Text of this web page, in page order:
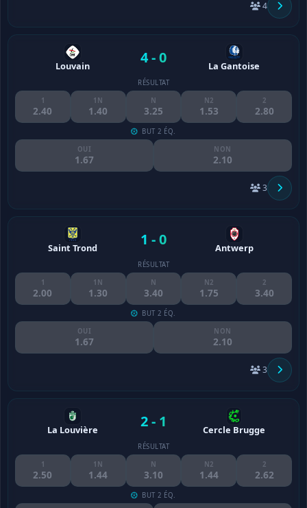
4
Louvain 4 - 0 La Gantoise
RÉSULTAT
1
2.40
1N
1.40
N
3.25
N2
1.53
2
2.80
BUT 2 ÉQ.
OUI
1.67
NON
2.10
3
Saint Trond 1 - 0 Antwerp
RÉSULTAT
1
2.00
1N
1.30
N
3.40
N2
1.75
2
3.40
BUT 2 ÉQ.
OUI
1.67
NON
2.10
3
La Louvière 2 - 1 Cercle Brugge
RÉSULTAT
1
2.50
1N
1.44
N
3.10
N2
1.44
2
2.62
BUT 2 ÉQ.